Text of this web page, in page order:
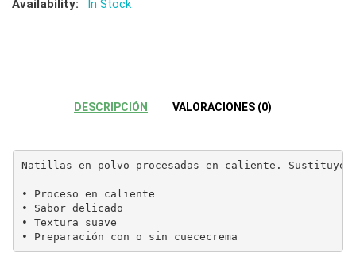
Availability: In Stock
DESCRIPCIÓN VALORACIONES (0)
Natillas en polvo procesadas en caliente. Sustituye
• Proceso en caliente
• Sabor delicado
• Textura suave
• Preparación con o sin cuececrema